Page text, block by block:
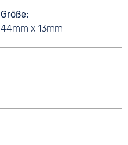
Größe
44mm x 13mm